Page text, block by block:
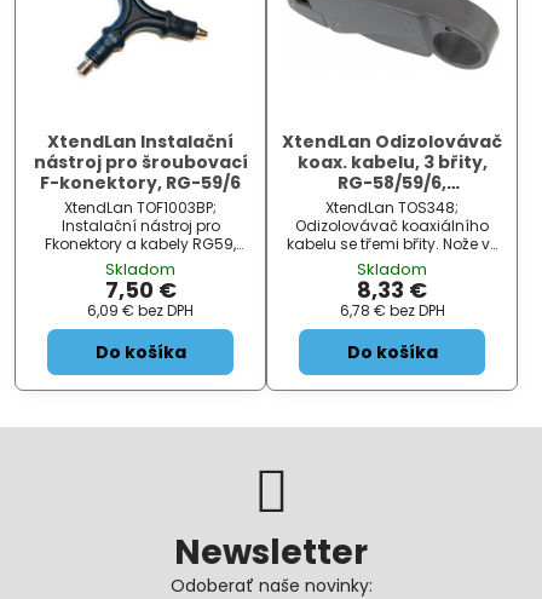
XtendLan Instalační
nástroj pro šroubovací
F-konektory, RG-59/6
XtendLan TOF1003BP;
Instalační nástroj pro
Fkonektory a kabely RG59,
RG6. Má tři hlavice, které
slouží k oddělení pláště od
izolace a k našroubování
Fkonektoru na kabel. ZÁKLADNÍ
SPECIFIKACE;...
Skladom
7,50 €
6,09 € bez DPH
Do košíka
XtendLan Odizolovávač
koax. kabelu, 3 břity,
RG-58/59/6,
odizolování ve
vzdálenostech 4mm a
8 mm
XtendLan TOS348;
Odizolovávač koaxiálního
kabelu se třemi břity. Nože ve
vzdálenostech od sebe na 4
mm a 8 mm. V jednom kroku
tak ořeže z vnějšího pláště 12
mm, nechá opletení v délce 8
mm a vnitřní dielektrikum v
d...
Skladom
8,33 €
6,78 € bez DPH
Do košíka
Newsletter
Odoberať naše novinky: